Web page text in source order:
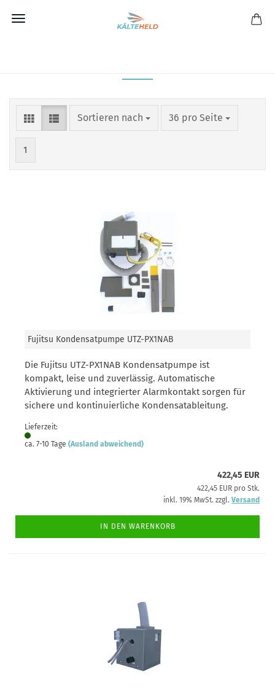
Sortieren nach
Sortieren nach 36 pro Seite
pro Seite
1
Fujitsu Kondensatpumpe UTZ-PX1NAB
Die Fujitsu UTZ-PX1NAB Kondensatpumpe ist
kompakt, leise und zuverlässig. Automatische
Aktivierung und integrierter Alarmkontakt sorgen für
sichere und kontinuierliche Kondensatableitung.
Lieferzeit:
ca. 7-10 Tage (Ausland abweichend)
422,45 EUR
422,45 EUR pro Stk.
inkl. 19% MwSt. zzgl. Versand
IN DEN WARENKORB